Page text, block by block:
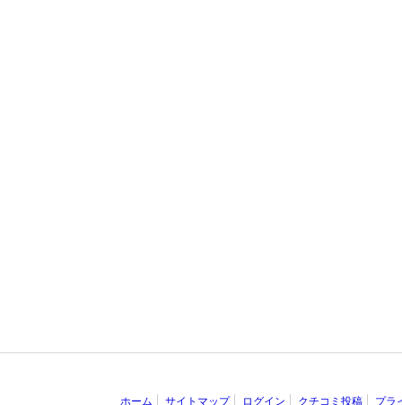
ホーム サイトマップ ログイン クチコミ投稿 プラ